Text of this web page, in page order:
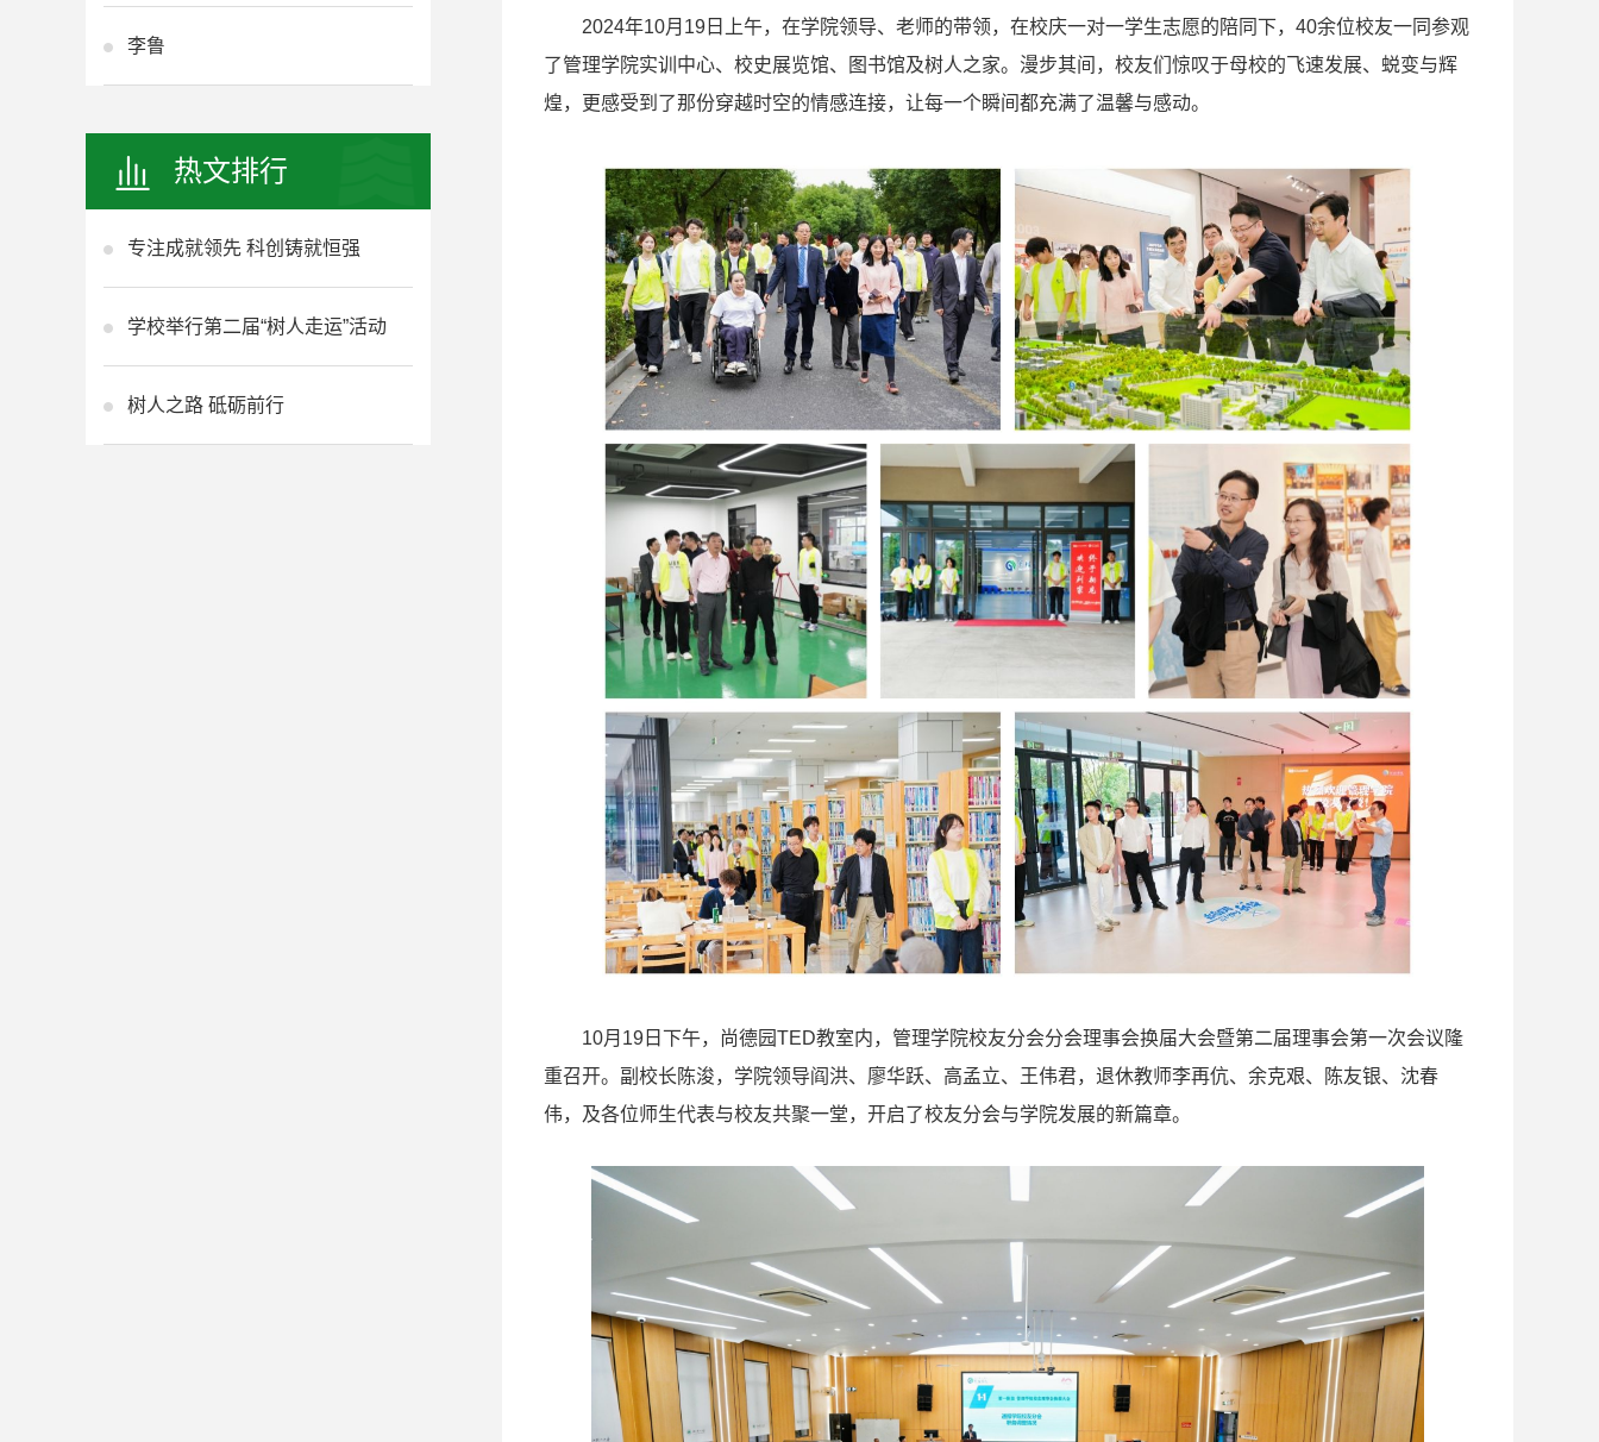
2024年10月19日上午，在学院领导、老师的带领，在校庆一对一学生志愿的陪同下，40余位校友一同参观
了管理学院实训中心、校史展览馆、图书馆及树人之家。漫步其间，校友们惊叹于母校的飞速发展、蜕变与辉
煌，更感受到了那份穿越时空的情感连接，让每一个瞬间都充满了温馨与感动。
10月19日下午，尚德园TED教室内，管理学院校友分会分会理事会换届大会暨第二届理事会第一次会议隆
重召开。副校长陈浚，学院领导阎洪、廖华跃、高孟立、王伟君，退休教师李再伉、余克艰、陈友银、沈春
伟，及各位师生代表与校友共聚一堂，开启了校友分会与学院发展的新篇章。
李鲁
热文排行
专注成就领先 科创铸就恒强
学校举行第二届“树人走运”活动
树人之路 砥砺前行